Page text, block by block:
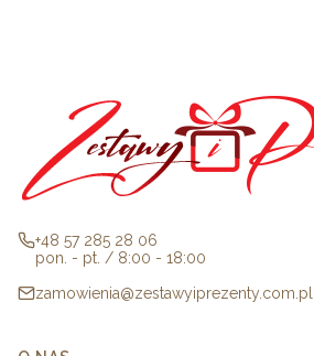
+48 57 285 28 06
pon. - pt. / 8:00 - 18:00
zamowienia@zestawyiprezenty.com.pl